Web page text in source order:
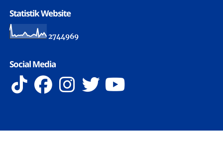
Statistik Website
2744969
Social Media